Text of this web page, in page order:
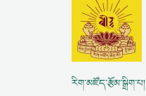
རིག་མཛོད་རྩོམ་སྒྲིག་པ།